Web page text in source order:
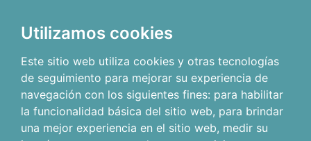
Utilizamos cookies
Este sitio web utiliza cookies y otras tecnologías
de seguimiento para mejorar su experiencia de
navegación con los siguientes fines: para habilitar
la funcionalidad básica del sitio web, para brindar
una mejor experiencia en el sitio web, medir su